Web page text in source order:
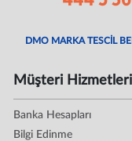
DMO MARKA TESCİL
Müşteri Hizmetleri
Banka Hesapları
Bilgi Edinme